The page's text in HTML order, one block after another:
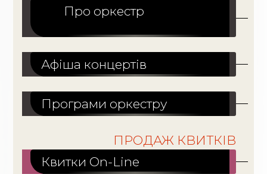
Про оркестр
Афіша концертів
Програми оркестру
ПРОДАЖ КВИТКІВ
Квитки On-Line